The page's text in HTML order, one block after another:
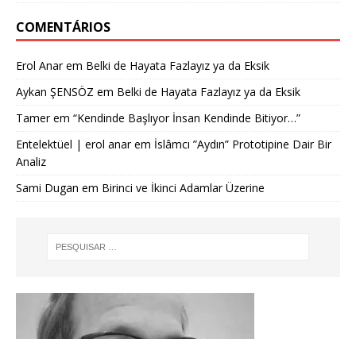
COMENTÁRIOS
Erol Anarem Belki de Hayata Fazlayız ya da Eksik
Aykan ŞENSÖZ em Belki de Hayata Fazlayız ya da Eksik
Tamerem “Kendinde Başlıyor İnsan Kendinde Bitiyor…”
Entelektüel | erol anarem İslâmcı ”Aydın” Prototipine Dair Bir
Analiz
Sami Dugan em Birinci ve İkinci Adamlar Üzerine